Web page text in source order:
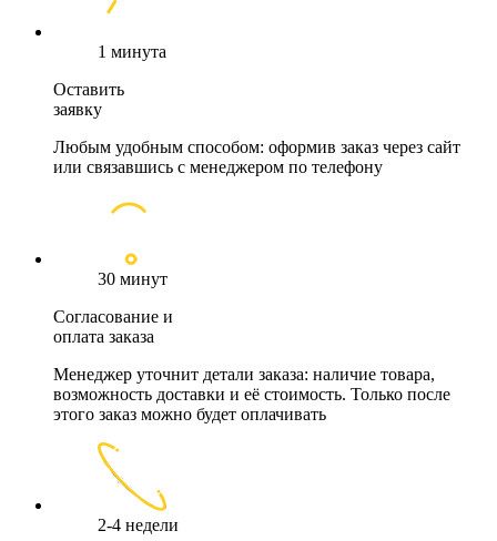
1 минута
Оставить
заявку
Любым удобным способом: оформив заказ через сайт
или связавшись с менеджером по телефону
30 минут
Согласование и
оплата заказа
Менеджер уточнит детали заказа: наличие товара,
возможность доставки и её стоимость. Только после
этого заказ можно будет оплачивать
2-4 недели